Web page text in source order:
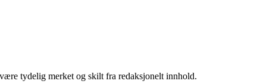
tydelig merket og skilt fra redaksjonelt innhold.